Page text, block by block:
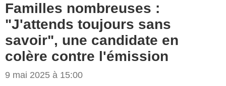
Familles nombreuses :
"J'attends toujours sans
savoir", une candidate en
colère contre l'émission
9 mai 2025 à 15:00